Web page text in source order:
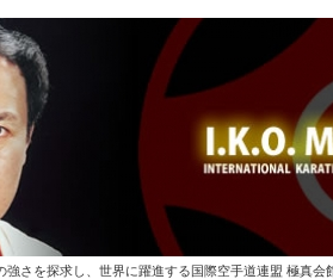
さを探求し、世界に躍進する国際空手道連盟 極真